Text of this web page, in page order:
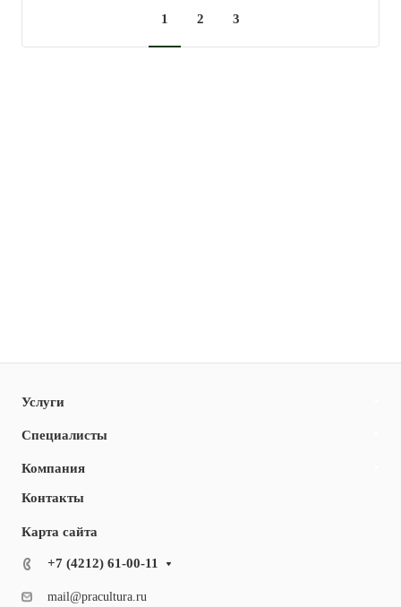
1 2 3
Услуги
Специалисты
Компания
Контакты
Карта сайта
+7 (4212) 61-00-11
mail@pracultura.ru